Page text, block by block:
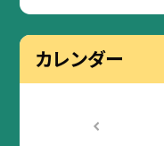
カレンダー